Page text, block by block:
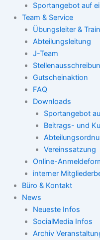
Sportangebot auf
Team & Service
Übungsleiter &
Abteilungsleitung
J-Team
Gutscheinaktion
FAQ
Downloads
Sportangebot
Beitrags- und
Vereinssatzung
Online-
interner
Büro & Kontakt
News
Neueste Infos
SocialMedia Infos
Archiv